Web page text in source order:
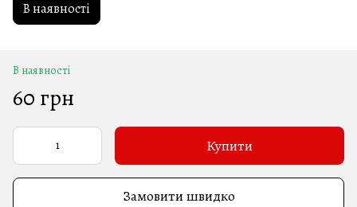
В наявності
В наявності
60 грн
Купити
Замовити швидко